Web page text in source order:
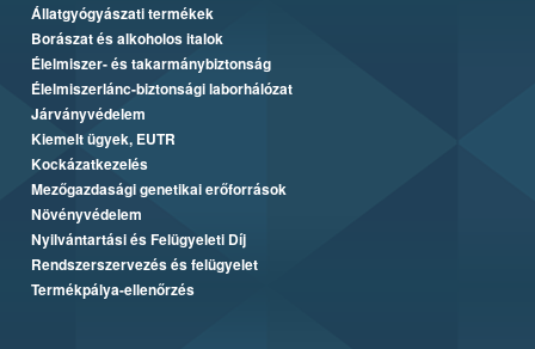
Állatgyógyászati termékek
Borászat és alkoholos italok
Élelmiszer- és takarmánybiztonság
Élelmiszerlánc-biztonsági laborhálózat
Járványvédelem
Kiemelt ügyek, EUTR
Kockázatkezelés
Mezőgazdasági genetikai erőforrások
Növényvédelem
Nyilvántartási és Felügyeleti Díj
Rendszerszervezés és felügyelet
Termékpálya-ellenőrzés